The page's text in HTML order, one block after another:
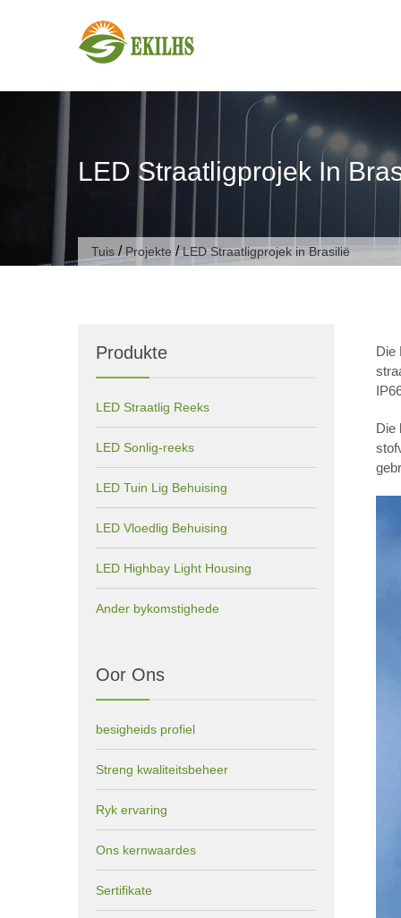
LED Straatligprojek In
Tuis / Projekte /LED Straatligprojek in Brasilië
Die
Die
Produkte
LED Straatlig Reeks
LED Sonlig-reeks
LED Tuin Lig Behuising
LED Vloedlig Behuising
LED Highbay Light Housing
Ander bykomstighede
Oor Ons
besigheids profiel
Streng kwaliteitsbeheer
Ryk ervaring
Ons kernwaardes
Sertifikate